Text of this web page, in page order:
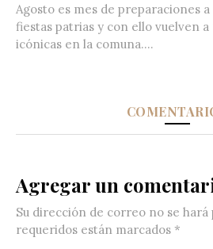
Agosto es mes de preparaciones
fiestas patrias y con ello vuelven
icónicas en la comuna....
Agregar un
Su dirección de correo no se hará
requeridos están marcados *